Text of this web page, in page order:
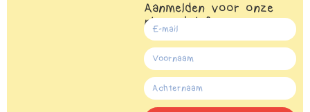
Aanmelden voor onze
nieuwsbrief